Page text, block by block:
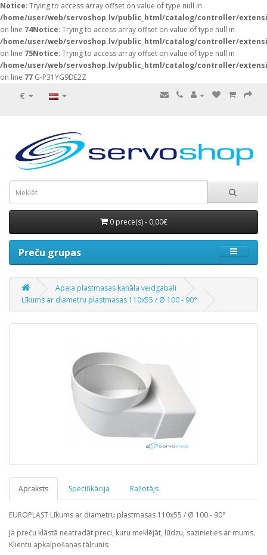
Notice: Trying to access array offset on value of type null in
/home/user/web/servoshop.lv/public_html/catalog/controller/
on line 74Notice: Trying to access array offset on value of type null in
/home/user/web/servoshop.lv/public_html/catalog/controller/
on line 75Notice: Trying to access array offset on value of type null in
/home/user/web/servoshop.lv/public_html/catalog/controller/
on line 77 G-P31YG9DE2Z
€
0 prece(s) - 0,00€
Preču grupas
Apaļa plastmasas kanāla veidgabali
Līkums ar diametru plastmasas 110x55 / Ø 100 - 90°
Apraksts Specifikācija Ražotājs
EUROPLAST Līkums ar diametru plastmasas 110x55 / Ø 100 - 90°
Ja preču klāstā neatradāt preci, kuru meklējāt, lūdzu, sazinieties ar mums.
Klientu apkalpošanas tālrunis: